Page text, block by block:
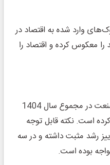
وارد شده به اقتصاد در
معکوس کرده و اقتصاد را
آمارها نشان می‌دهد بخش صنعت در مجموع سال 1404
تجربه کرده است. نکته قابل توجه
رشد مثبت داشته و در سه
بوده است.